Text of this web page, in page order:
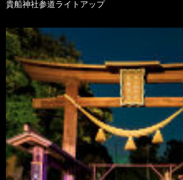
貴船神社参道ライトアップ